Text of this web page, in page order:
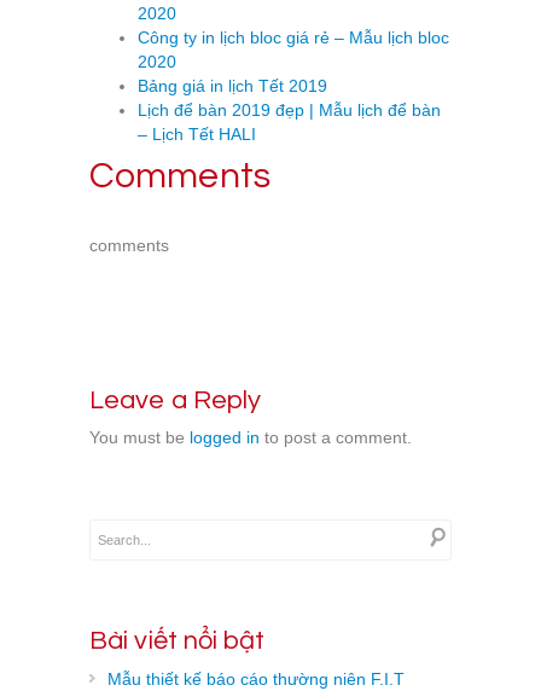
2020
Công ty in lịch bloc giá rẻ – Mẫu lịch bloc
2020
Bảng giá in lịch Tết 2019
Lịch để bàn 2019 đẹp | Mẫu lịch để bàn
– Lịch Tết HALI
Comments
comments
Leave a Reply
You must be logged in to post a comment.
Bài viết nổi bật
Mẫu thiết kế báo cáo thường niên F.I.T